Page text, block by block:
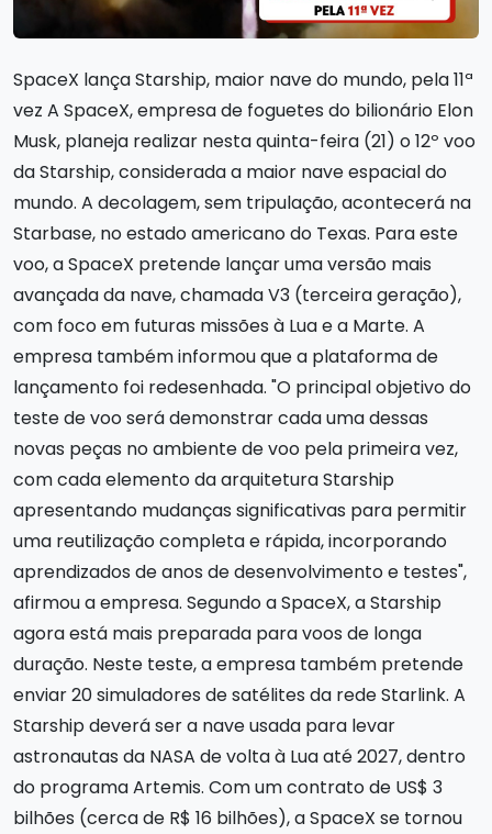
SpaceX lança Starship, maior nave do mundo, pela 11ª
vez A SpaceX, empresa de foguetes do bilionário Elon
Musk, planeja realizar nesta quinta-feira (21) o 12º voo
da Starship, considerada a maior nave espacial do
mundo. A decolagem, sem tripulação, acontecerá na
Starbase, no estado americano do Texas. Para este
voo, a SpaceX pretende lançar uma versão mais
avançada da nave, chamada V3 (terceira geração),
com foco em futuras missões à Lua e a Marte. A
empresa também informou que a plataforma de
lançamento foi redesenhada. "O principal objetivo do
teste de voo será demonstrar cada uma dessas
novas peças no ambiente de voo pela primeira vez,
com cada elemento da arquitetura Starship
apresentando mudanças significativas para permitir
uma reutilização completa e rápida, incorporando
aprendizados de anos de desenvolvimento e testes",
afirmou a empresa. Segundo a SpaceX, a Starship
agora está mais preparada para voos de longa
duração. Neste teste, a empresa também pretende
enviar 20 simuladores de satélites da rede Starlink. A
Starship deverá ser a nave usada para levar
astronautas da NASA de volta à Lua até 2027, dentro
do programa Artemis. Com um contrato de US$ 3
bilhões (cerca de R$ 16 bilhões), a SpaceX se tornou